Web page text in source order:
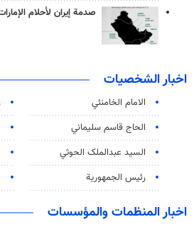
صدمة إيران لأحلام
اخبار الشخصيات
الامام الخامنئي
الحاج قاسم سليماني
السید عبدالملک الحوثي
رئيس الجمهورية
اخبار المنظمات والمؤسسات